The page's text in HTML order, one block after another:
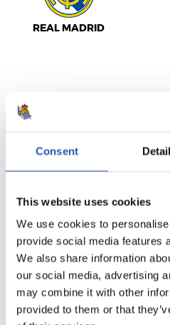
Consent
This website uses cookies
We use cookies to
provide social media features
We also share information
our social media, advertising
may combine it with other
provided to them or that
REAL MADRID
LALIGA
TERMINÉ
SEVILLA F.C.
LALIGA